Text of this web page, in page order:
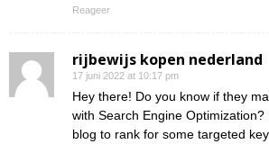
Reageer
rijbewijs kopen nederland
17 juni 2022 at 10:17 pm
Hey there! Do you know if they
with Search Engine Optimization?
blog to rank for some targeted